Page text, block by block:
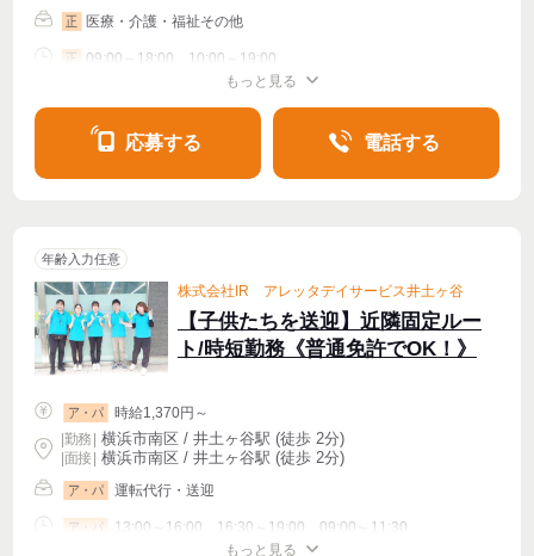
正 医療・介護・福祉その他
正 09:00～18:00、10:00～19:00
もっと見る
応募する 電話する
年齢入力任意
株式会社IR アレッタデイサービス井土ヶ谷
【子供たちを送迎】近隣固定ルー
ト/時短勤務《普通免許でOK！》
ア・パ
時給1,370円～
|勤務 横浜市南区 / 井土ヶ谷駅 (徒歩 2分)
| 面接 | 横浜市南区 / 井土ヶ谷駅 (徒歩 2分)
ア・パ 運転代行・送迎
ア・パ
13:00～16:00、16:30～19:00、09:00～11:30
もっと見る